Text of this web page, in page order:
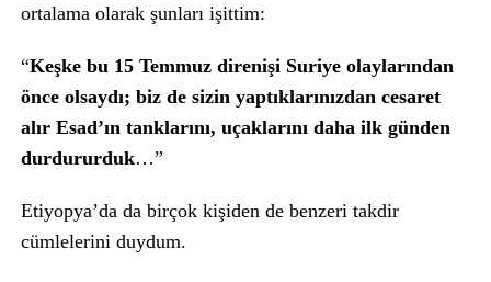
ortalama olarak şunları işittim:
“Keşke bu 15 Temmuz direnişi Suriye olaylarından
önce olsaydı; biz de sizin yaptıklarınızdan cesaret
alır Esad’ın tanklarını, uçaklarını daha ilk günden
durdururduk…”
Etiyopya’da da birçok kişiden de benzeri takdir
cümlelerini duydum.